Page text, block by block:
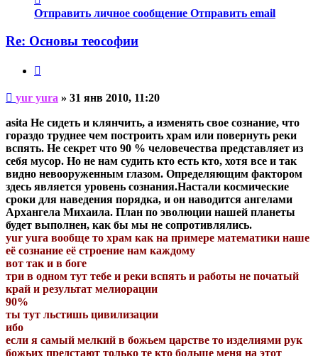
информация
пользователя
yura
Отправить личное сообщение Отправить email
Re: Основы теософии
Непрочитанное
сообщение
yur yura » 31 янв 2010, 11:20
asita Не сидеть и клянчить, а изменять свое сознание, что
гораздо труднее чем построить храм или повернуть реки
вспять. Не секрет что 90 % человечества представляет из
себя мусор. Но не нам судить кто есть кто, хотя все и так
видно невооруженным глазом. Определяющим фактором
здесь является уровень сознания.Настали космические
сроки для наведения порядка, и он наводится ангелами
Архангела Михаила. План по эволюции нашей планеты
будет выполнен, как бы мы не сопротивлялись.
yur yura вообще то храм как на примере математики наше
её сознание её строение нам каждому
вот так и в боге
три в одном тут тебе и реки вспять и работы не початый
край и результат мелиорации
90%
ты тут льстишь цивилизации
ибо
если я самый мелкий в божьем царстве то изделиями рук
божьих предстают только те кто больше меня на этот